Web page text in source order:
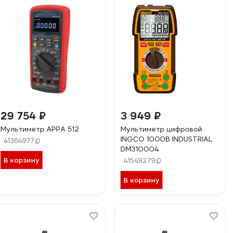
29 754 ₽
Мультиметр APPA 512
41364977
В корзину
3 949 ₽
Мультиметр цифровой
INGCO 1000В INDUSTRIAL
DM310004
41549279
В корзину